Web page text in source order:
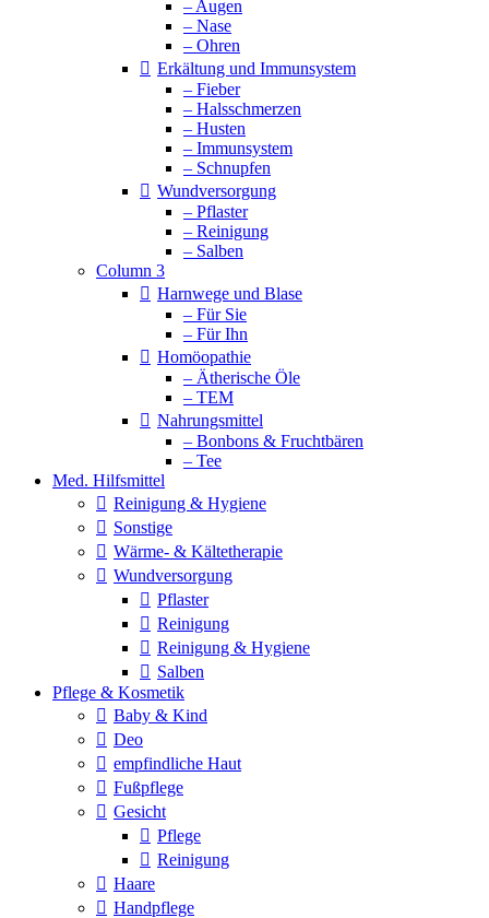
– Augen
– Nase
– Ohren
Erkältung und Immunsystem
– Fieber
– Halsschmerzen
– Husten
– Immunsystem
– Schnupfen
Wundversorgung
– Pflaster
– Reinigung
– Salben
Column 3
Harnwege und Blase
– Für Sie
– Für Ihn
Homöopathie
– Ätherische Öle
– TEM
Nahrungsmittel
– Bonbons & Fruchtbären
– Tee
Med. Hilfsmittel
Reinigung & Hygiene
Sonstige
Wärme- & Kältetherapie
Wundversorgung
Pflaster
Reinigung
Reinigung & Hygiene
Salben
Pflege & Kosmetik
Baby & Kind
Deo
empfindliche Haut
Fußpflege
Gesicht
Pflege
Reinigung
Haare
Handpflege